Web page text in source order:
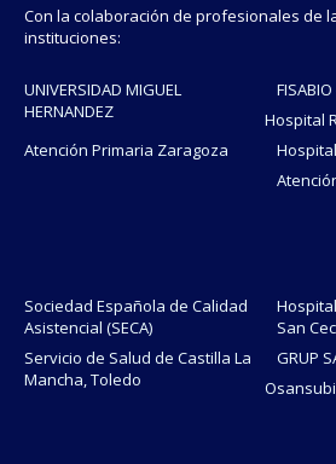
Con la colaboración de profesionales de
instituciones:
UNIVERSIDAD MIGUEL
HERNANDEZ
Hospital
Atención Primaria Zaragoza
Sociedad Española de Calidad
Asistencial (SECA)
San
Servicio de Salud de Castilla La
Mancha, Toledo
GRUP